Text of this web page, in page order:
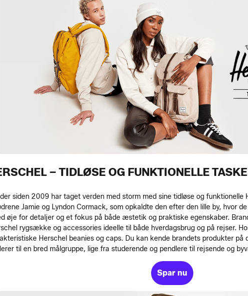
– TIDLØSE OG FUNKTIONELLE
siden 2009 har taget verden med storm med sine tidløse og
Jamie og Lyndon Cormack, som opkaldte den efter den lille by, hvor
øje for detaljer og et fokus på både æstetik og praktiske egenskaber.
rygsække og accessories ideelle til både hverdagsbrug og på rejser.
Herschel beanies og caps. Du kan kende brandets produkter
til en bred målgruppe, lige fra studerende og pendlere til rejsende og
Spar nu